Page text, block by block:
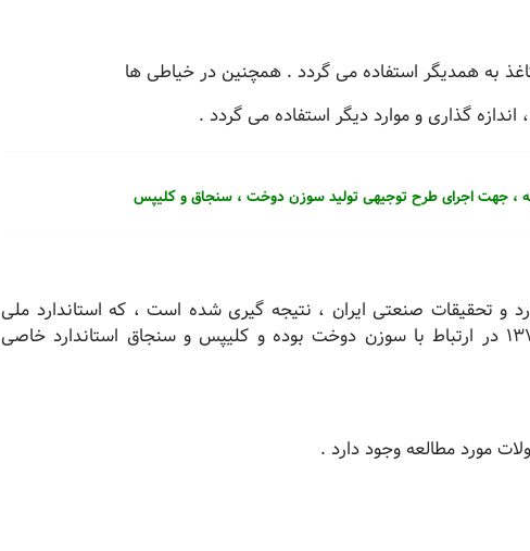
به همدیگر استفاده می گردد . همچنین در خیاطی ها
گذاری و موارد دیگر استفاده می گردد .
، جهت اجرای طرح توجیهی تولید سوزن دوخت ، سنجاق و كلیپس
و تحقیقات صنعتی ایران ، نتیجه گیری شده است ، كه استاندارد ملی
شماره 3500 تدوین شده در سال 1373 در ارتباط با سوزن دوخت بوده و كلیپس و سنجاق استاندارد خاصی
مورد مطالعه وجود دارد .